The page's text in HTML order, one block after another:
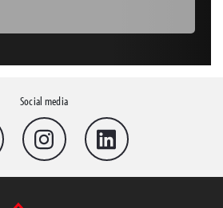
Social media